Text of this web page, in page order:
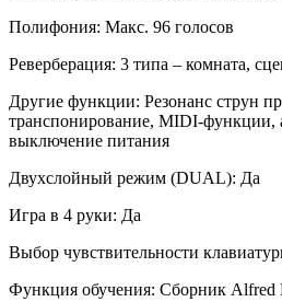
Полифония: Макс. 96 голосов
Реверберация: 3 типа – комната,
Другие функции: Резонанс струн
транспонирование, MIDI-функции,
выключение питания
Двухслойный режим (DUAL): Да
Игра в 4 руки: Да
Выбор чувствительности
Функция обучения: Сборник Alfred